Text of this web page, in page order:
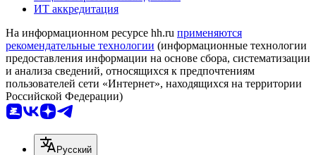
ИТ аккредитация
На информационном ресурсе hh.ru применяются
рекомендательные технологии (информационные технологии
предоставления информации на основе сбора, систематизации
и анализа сведений, относящихся к предпочтениям
пользователей сети «Интернет», находящихся на территории
Российской Федерации)
Русский